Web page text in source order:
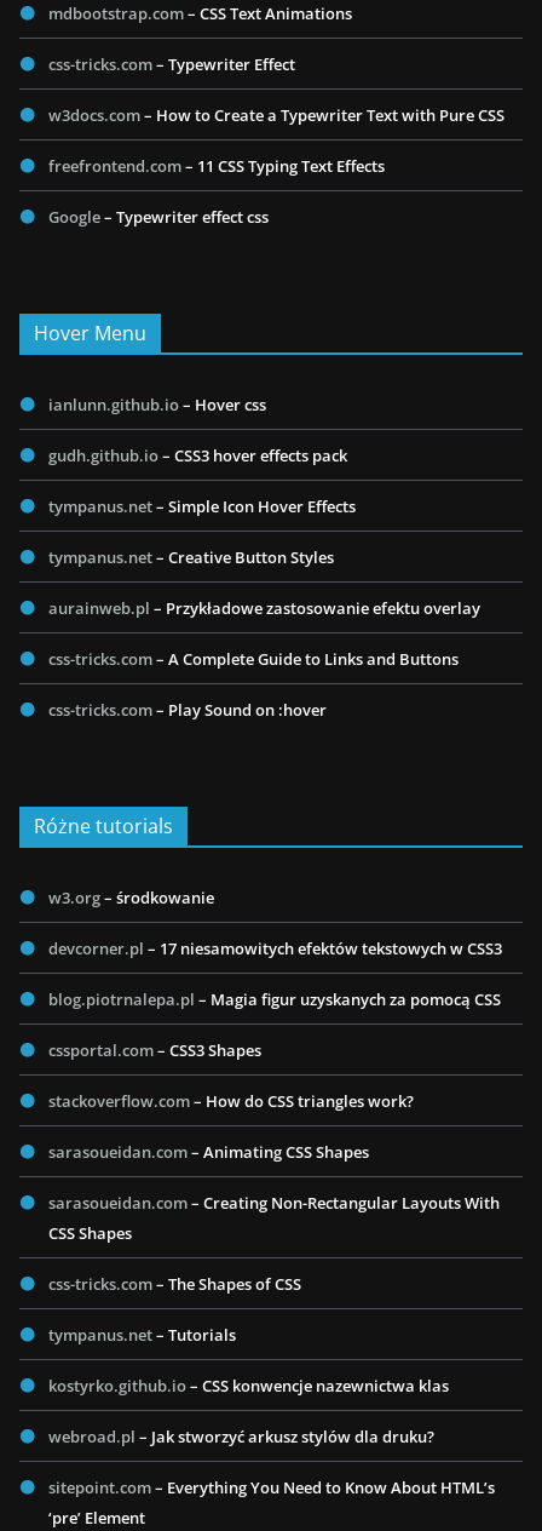
mdbootstrap.com– CSS Text Animations
css-tricks.com– Typewriter Effect
w3docs.com– How to Create a Typewriter Text with Pure CSS
freefrontend.com– 11 CSS Typing Text Effects
Google– Typewriter effect css
Hover Menu
ianlunn.github.io– Hover css
gudh.github.io– CSS3 hover effects pack
tympanus.net– Simple Icon Hover Effects
tympanus.net– Creative Button Styles
aurainweb.pl – Przykładowe zastosowanie efektu overlay
css-tricks.com– A Complete Guide to Links and Buttons
css-tricks.com– Play Sound on :hover
Różne tutorials
w3.org– środkowanie
devcorner.pl – 17 niesamowitych efektów tekstowych w CSS3
blog.piotrnalepa.pl – Magia figur uzyskanych za pomocą CSS
cssportal.com– CSS3 Shapes
stackoverflow.com– How do CSS triangles work?
sarasoueidan.com– Animating CSS Shapes
sarasoueidan.com– Creating Non-Rectangular Layouts With
CSS Shapes
css-tricks.com– The Shapes of CSS
tympanus.net– Tutorials
kostyrko.github.io– CSS konwencje nazewnictwa klas
webroad.pl – Jak stworzyć arkusz stylów dla druku?
sitepoint.com– Everything You Need to Know About HTML’s
‘pre’ Element